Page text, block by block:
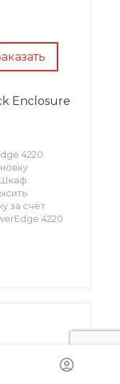
Enclosure
4220
Шкаф
за счет
4220